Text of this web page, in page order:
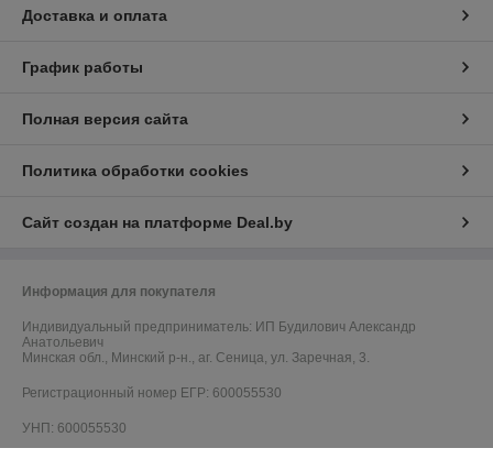
Доставка и оплата
График работы
Полная версия сайта
Политика обработки cookies
Сайт создан на платформе Deal.by
Информация для покупателя
Индивидуальный предприниматель: ИП Будилович Александр
Анатольевич
Минская обл., Минский р-н., аг. Сеница, ул. Заречная, 3.
Регистрационный номер ЕГР: 600055530
УНП: 600055530